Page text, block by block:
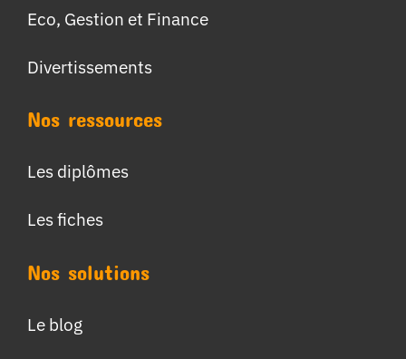
Eco, Gestion et Finance
Divertissements
Nos ressources
Les diplômes
Les fiches
Nos solutions
Le blog